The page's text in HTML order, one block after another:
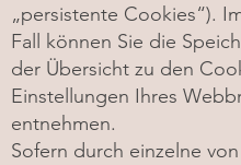
„persistente Cookies“).
Fall können Sie die
der Übersicht zu den
Einstellungen Ihres
entnehmen.
Sofern durch einzelne